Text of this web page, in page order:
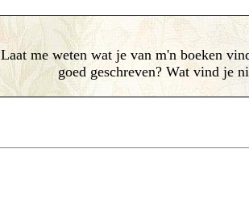
Laat me weten wat je van m'n boeken
goed geschreven? Wat vind je